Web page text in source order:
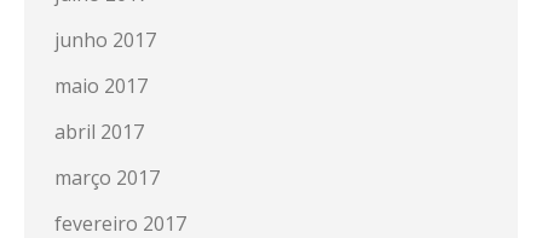
junho 2017
maio 2017
abril 2017
março 2017
fevereiro 2017